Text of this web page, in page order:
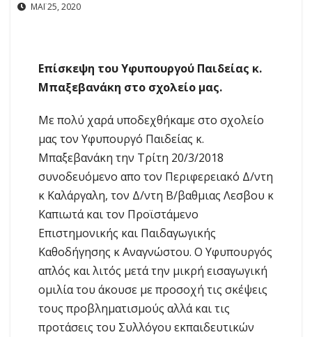
ΜΆΙ 25, 2020
Επίσκεψη του Υφυπουργού Παιδείας κ.
Μπαξεβανάκη στο σχολείο μας.
Με πολύ χαρά υποδεχθήκαμε στο σχολείο
μας τον Υφυπουργό Παιδείας κ.
Μπαξεβανάκη την Τρίτη 20/3/2018
συνοδευόμενο απο τον Περιφερειακό Δ/ντη
κ Καλάργαλη, τον Δ/ντη Β/βαθμιας Λεσβου κ
Καπιωτά και τον Προϊστάμενο
Επιστημονικής και Παιδαγωγικής
Καθοδήγησης κ Αναγνώστου. Ο Υφυπουργός
απλός και λιτός μετά την μικρή εισαγωγική
ομιλία του άκουσε με προσοχή τις σκέψεις
τους προβληματισμούς αλλά και τις
προτάσεις του Συλλόγου εκπαιδευτικών